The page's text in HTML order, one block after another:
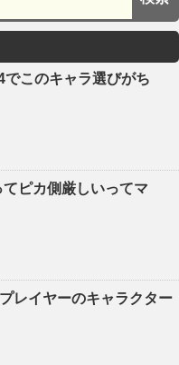
でこのキャラ選びがち
てピカ側厳しいってマ
レイヤーのキャラクター